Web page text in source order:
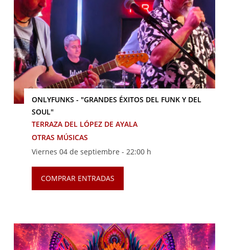
ONLYFUNKS - "GRANDES ÉXITOS DEL FUNK Y DEL
SOUL"
TERRAZA DEL LÓPEZ DE AYALA
OTRAS MÚSICAS
Viernes 04 de septiembre - 22:00 h
COMPRAR ENTRADAS